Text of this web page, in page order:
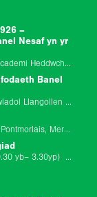
–
Nesaf yn yr
Diolch yn fawr iawn i bawb a fynychodd sesiwn Academi Heddwch Cymru a Llafur i nodi canmlwyddiant Pererindod Heddychwyr 1926 ddydd Gwener y 10fed o Orffennaf.…
Banel
Digwyddiad Lleoliad: Eisteddfod Gerddorol Ryngwladol Llangollen (The Globe Stage) Digwyddiad Dyddiad: 10/07/2026 Dechrau Digwyddiad: 10/7/26 02:45 pm Diwedd y Digwyddiad: 1/7/26 03:45 pm Ymunwch â ni am drafodaeth banel…
Digwyddiad Lleoliad: Theatr Soar, Canolfan Soar, Pontmorlais, Merthyr Tudful, CF47 8UB Digwyddiad Dyddiad: 29/11/25 9.30yb-6yp Diweddariad 17/11/2025: Rydym wedi addasu rhaglen y digwyddiad hwn gan benderfynu…
Ymunwch â ni Dydd Sadwrn,12 Hydref 2024 (10.30 yb– 3.30yp) ar Gampws Prifysgol De Cymru Casnewydd ar gyfer ysgol undydd i gofio Chris Williams a dathlu…